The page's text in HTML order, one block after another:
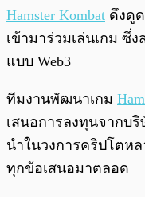
Hamster Kombat ดึงดู
เข้ามาร่วมเล่นเกม ซึ่
แบบ Web3
ทีมงานพัฒนาเกม
เสนอการลงทุนจากบริ
นำในวงการคริปโตห
ทุกข้อเสนอมาตลอด